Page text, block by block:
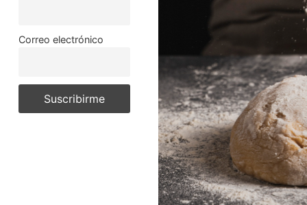
Correo electrónico